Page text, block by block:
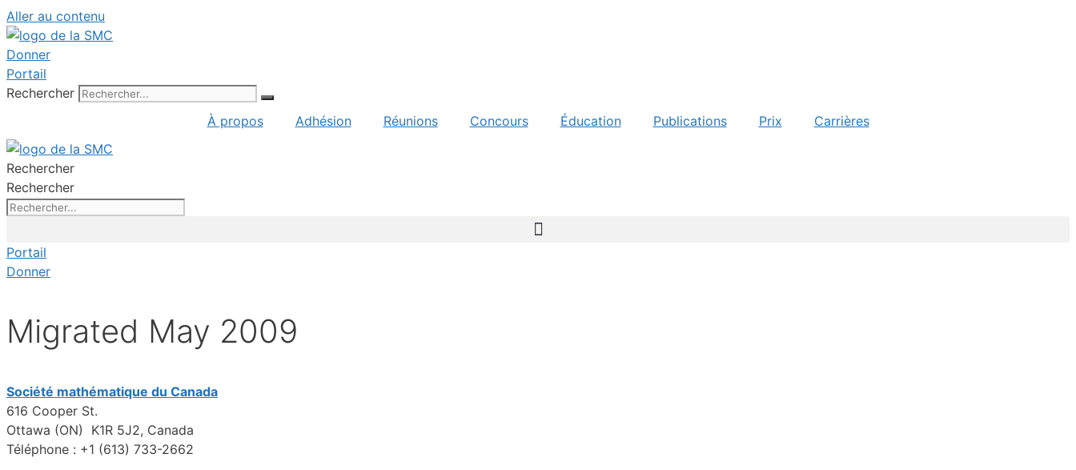
Aller au contenu
Donner
Portail
Rechercher
À propos
Adhésion Réunions Concours Éducation Publications Prix Carrières
Rechercher
Rechercher
Portail
Donner
Migrated May 2009
Société mathématique du Canada
616 Cooper St.
Ottawa (ON) K1R 5J2, Canada
Téléphone : +1 (613) 733-2662